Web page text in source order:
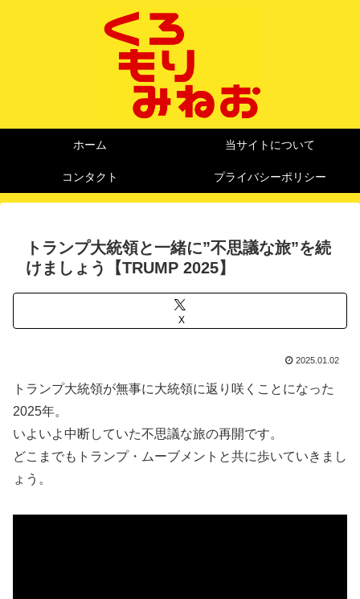
ホーム 当サイトについて
コンタクト プライバシーポリシー
トランプ大統領と一緒に”不思議な旅”を続
けましょう【TRUMP 2025】
X
2025.01.02
トランプ大統領が無事に大統領に返り咲くことになった
2025年。
いよいよ中断していた不思議な旅の再開です。
どこまでもトランプ・ムーブメントと共に歩いていきまし
ょう。